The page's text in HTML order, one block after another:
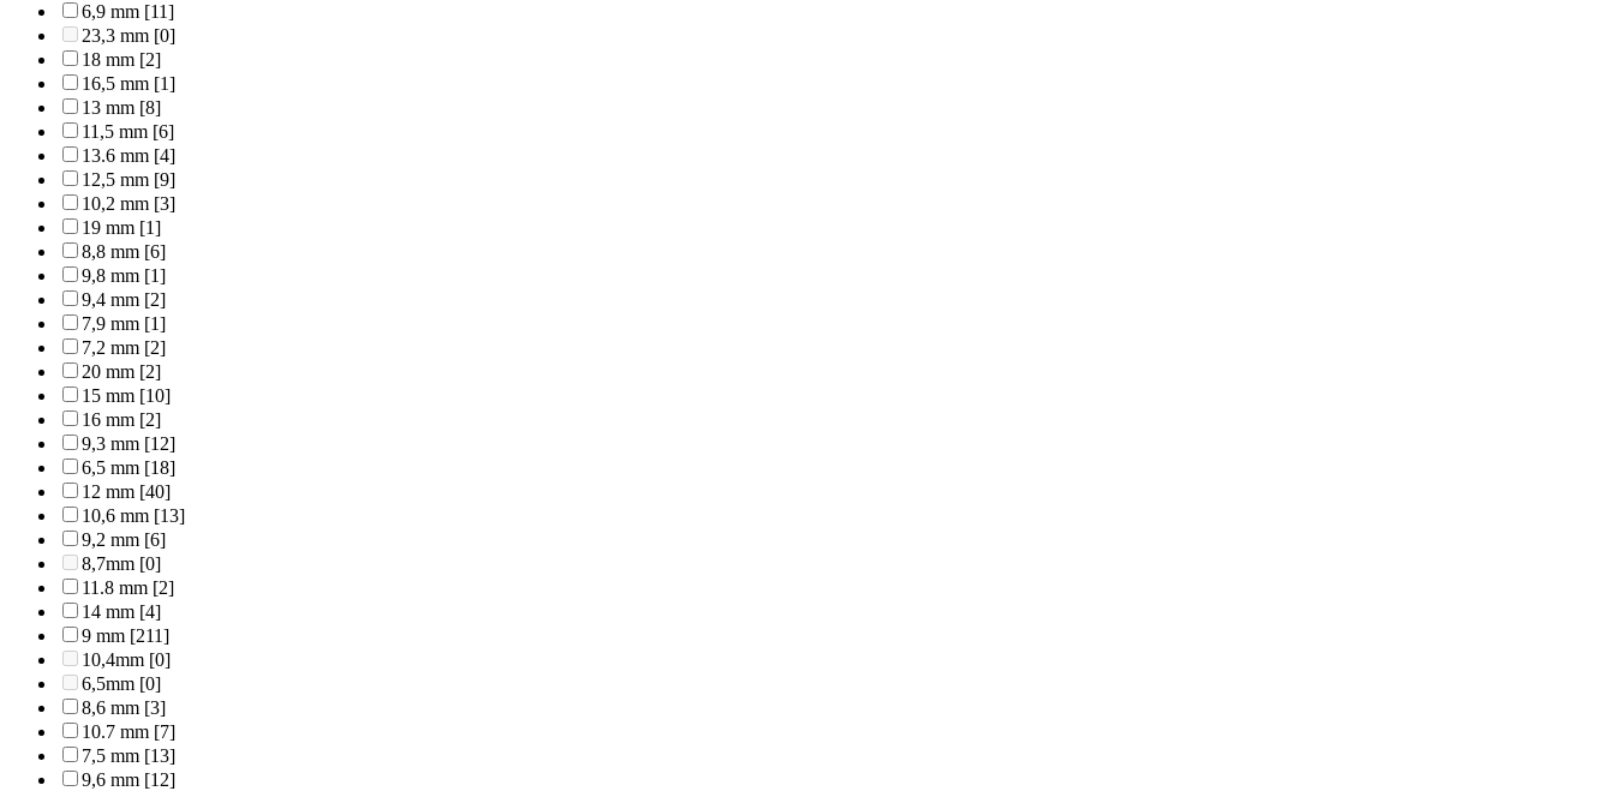
6,9 mm [11]
23,3 mm [0]
18 mm [2]
16,5 mm [1]
13 mm [8]
11,5 mm [6]
13.6 mm [4]
12,5 mm [9]
10,2 mm [3]
19 mm [1]
8,8 mm [6]
9,8 mm [1]
9,4 mm [2]
7,9 mm [1]
7,2 mm [2]
20 mm [2]
15 mm [10]
16 mm [2]
9,3 mm [12]
6,5 mm [18]
12 mm [40]
10,6 mm [13]
9,2 mm [6]
8,7mm [0]
11.8 mm [2]
14 mm [4]
9 mm [211]
10,4mm [0]
6,5mm [0]
8,6 mm [3]
10.7 mm [7]
7,5 mm [13]
9,6 mm [12]